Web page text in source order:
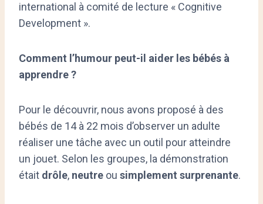
international à comité de lecture « Cognitive
Development ».
Comment l’humour peut-il aider les bébés à
apprendre ?
Pour le découvrir, nous avons proposé à des
bébés de 14 à 22 mois d’observer un adulte
réaliser une tâche avec un outil pour atteindre
un jouet. Selon les groupes, la démonstration
était drôle, neutre ou simplement surprenante.